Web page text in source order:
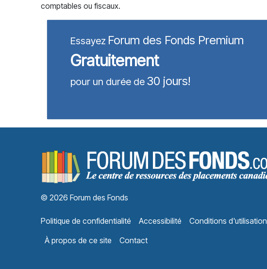
comptables ou fiscaux.
Essayez Forum des Fonds Premium
Gratuitement
pour un durée de 30 jours!
© 2026 Forum des Fonds
Politique de confidentialité Accessibilité
Conditions d'utilisation
À propos de ce site
Contact